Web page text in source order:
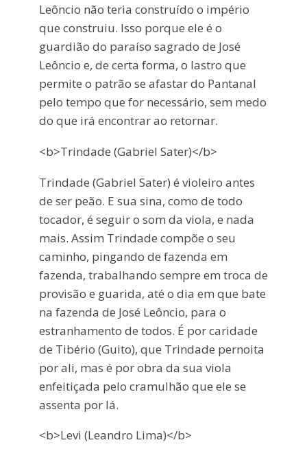
Leôncio não teria construído o império
que construiu. Isso porque ele é o
guardião do paraíso sagrado de José
Leôncio e, de certa forma, o lastro que
permite o patrão se afastar do Pantanal
pelo tempo que for necessário, sem medo
do que irá encontrar ao retornar.
<b>Trindade (Gabriel Sater)</b>
Trindade (Gabriel Sater) é violeiro antes
de ser peão. E sua sina, como de todo
tocador, é seguir o som da viola, e nada
mais. Assim Trindade compõe o seu
caminho, pingando de fazenda em
fazenda, trabalhando sempre em troca de
provisão e guarida, até o dia em que bate
na fazenda de José Leôncio, para o
estranhamento de todos. É por caridade
de Tibério (Guito), que Trindade pernoita
por ali, mas é por obra da sua viola
enfeitiçada pelo cramulhão que ele se
assenta por lá.
<b>Levi (Leandro Lima)</b>